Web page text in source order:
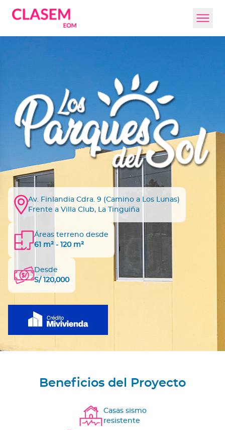
Av. Finlandia Cdra. 9 (Camino a Los Lunas)
Frente a Villa Club, La Tinguiña
Áreas terreno desde
61 m² - 120 m²
Desde
S/ 120,000
Beneficios del Proyecto
Casas sismo
resistente